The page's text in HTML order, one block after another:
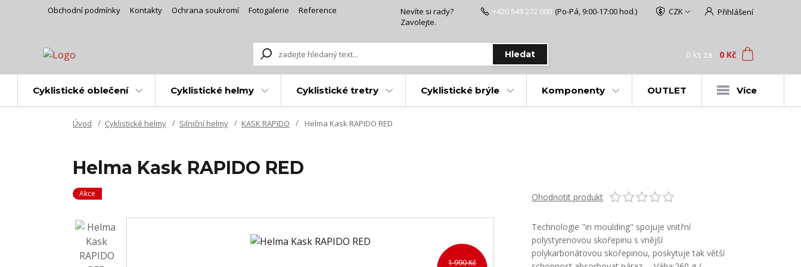
Obchodní podmínky Kontakty Ochrana soukromí Fotogalerie Reference CZK Přihlášení
Hledat
Nevíte si rady?
Zavolejte.
+420 549 272 000 (Po-Pá, 9:00-17:00 hod.)
0 ks za 0 Kč
Cyklistické oblečení Cyklistické helmy Cyklistické tretry Cyklistické brýle Komponenty OUTLET Více
Úvod Cyklistické helmy Silniční helmy KASK RAPIDO Helma Kask RAPIDO RED
Helma Kask RAPIDO RED
Akce
1 990 Kč
Ohodnotit produkt
Technologie "in moulding" spojuje vnitřní
polystyrenovou skořepinu s vnější
polykarbonátovou skořepinou, poskytuje tak větší